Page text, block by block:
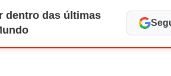
dentro das últimas